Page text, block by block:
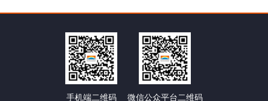
手机端二维码 微信公众平台二维码